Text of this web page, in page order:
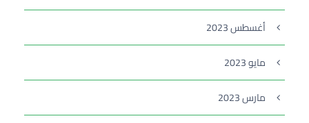
أغسطس 2023
مايو 2023
مارس 2023